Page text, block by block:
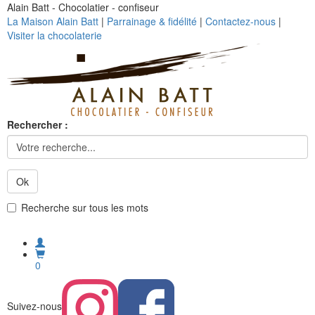
Alain Batt - Chocolatier - confiseur
La Maison Alain Batt | Parrainage & fidélité | Contactez-nous |
Visiter la chocolaterie
Rechercher :
Ok
Recherche sur tous les mots
0
Suivez-nous